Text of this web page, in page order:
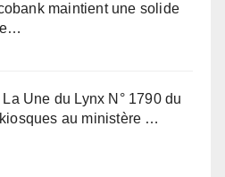
maintient une solide
Une du Lynx N° 1790 du
au ministère …